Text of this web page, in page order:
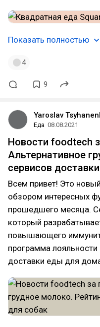
Показать полностью
4
9
Yaroslav
Еда 08.08.2021
Новости foodtech
Альтернативное
сервисов
Всем привет! Это
обзором интересных
прошедшего месяца.
который
повышающего
программа
доставки еды для